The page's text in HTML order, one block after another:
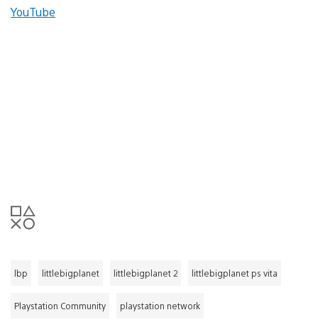
YouTube
lbp littlebigplanet littlebigplanet 2 littlebigplanet ps vita
Playstation Community playstation network